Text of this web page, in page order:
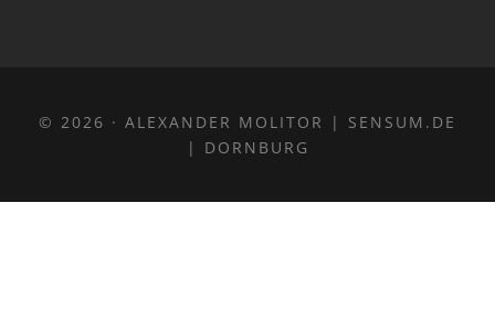
© 2026 · ALEXANDER MOLITOR | SENSUM.DE
| DORNBURG